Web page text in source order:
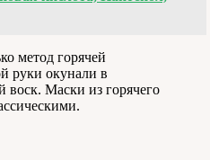
метод горячей
руки окунали в
воск. Маски из горячего